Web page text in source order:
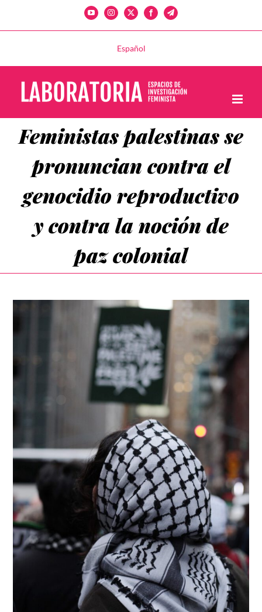
contenido
YouTubeInstagram
X FacebookTelegram
Español
Feministas palestinas se
pronuncian contra el
genocidio reproductivo
y contra la noción de
paz colonial